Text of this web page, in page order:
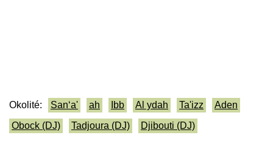
Okolité: San‘a' ah Ibb Al ydah Ta'izz
Aden
Obock (DJ)
Tadjoura (DJ) Djibouti (DJ)